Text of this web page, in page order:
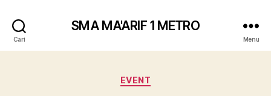
Cari
SMA MA'ARIF 1 METRO
Menu
Kategori
EVENT